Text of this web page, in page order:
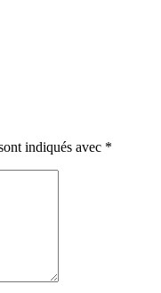
indiqués avec *